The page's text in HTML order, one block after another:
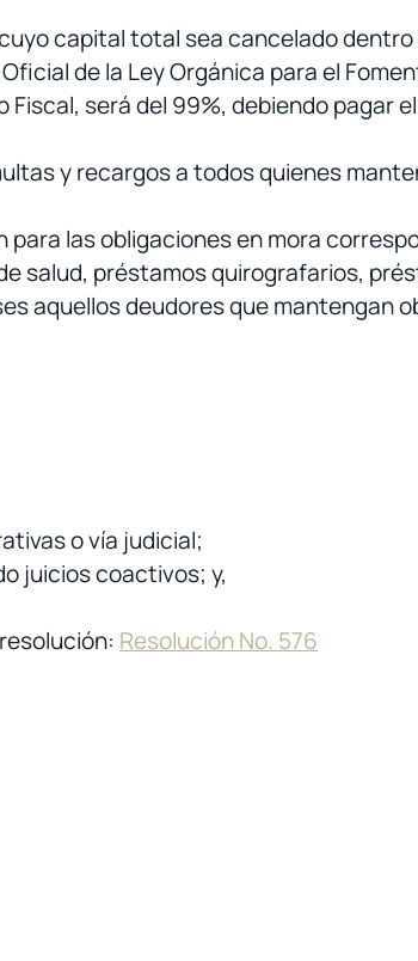
capital total sea cancelado
de la Ley Orgánica para el
Fiscal, será del 99%, debiendo pagar
y recargos a todos quienes
las obligaciones en mora
salud, préstamos quirografarios,
aquellos deudores que mantengan
o vía judicial;
juicios coactivos; y,
Resolución No. 576